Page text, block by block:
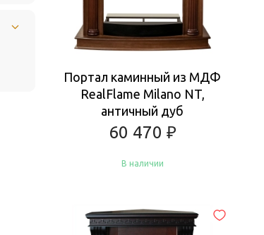
Портал каминный из МДФ
RealFlame Milano NT,
античный дуб
60 470 ₽
В наличии
Купить